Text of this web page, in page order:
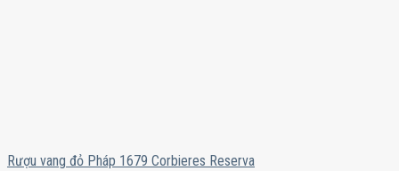
Rượu vang đỏ Pháp 1679 Corbieres Reserva